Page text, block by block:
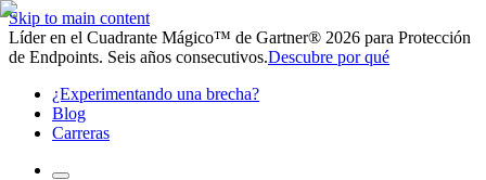
Skip to main content
Líder en el Cuadrante Mágico™ de Gartner® 2026 para Protección
de Endpoints. Seis años consecutivos.Descubre por qué
¿Experimentando una brecha?
Blog
Carreras